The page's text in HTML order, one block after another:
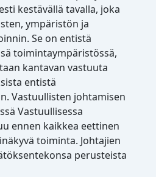
kestävällä tavalla, joka
ympäristön ja
Se on entistä
toimintaympäristössä,
kantavan vastuuta
entistä
Vastuullisten johtamisen
Vastuullisessa
ennen kaikkea eettinen
toiminta. Johtajien
perusteista